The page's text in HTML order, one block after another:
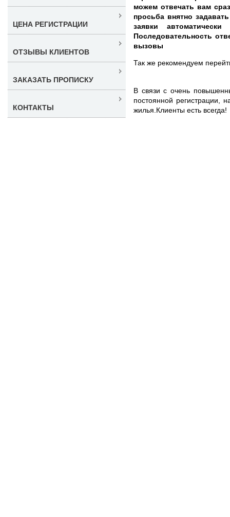
можем отвечать вам
просьба внятно
заявки
Последовательность
вызовы
Так же рекомендуем
В связи с очень
постоянной регистрации,
жилья.Клиенты есть всегда!
ЦЕНА РЕГИСТРАЦИИ
ОТЗЫВЫ КЛИЕНТОВ
ЗАКАЗАТЬ ПРОПИСКУ
КОНТАКТЫ